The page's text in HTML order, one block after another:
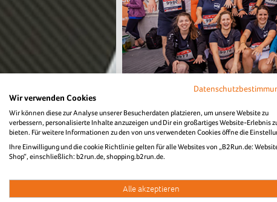
Das sind die Unternehmen mit
Freiburg / News
B2Run Freiburg
Wir verwenden Cookies
Wir können diese zur Analyse unserer Besucherdaten platzieren, um unsere Website zu
verbessern, personalisierte Inhalte anzuzeigen und Dir ein großartiges Website-Erlebnis
bieten. Für weitere Informationen zu den von uns verwendeten Cookies öffne die
Ihre Einwilligung und die cookie Richtlinie gelten für alle Websites von „B2Run.de:
Shop“, einschließlich: b2run.de, shopping.b2run.de.
Alle akzeptieren